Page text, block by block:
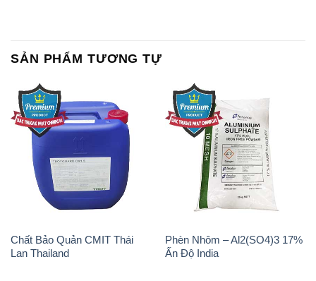
SẢN PHẨM TƯƠNG TỰ
Chất Bảo Quản CMIT Thái
Lan Thailand
Phèn Nhôm – Al2(SO4)3 17%
Ấn Độ India